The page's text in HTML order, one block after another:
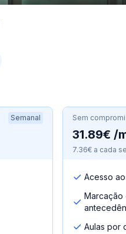
Semanal Sem
31.89€ /
7.36€ a cada
Acesso
Marcação
Aulas por